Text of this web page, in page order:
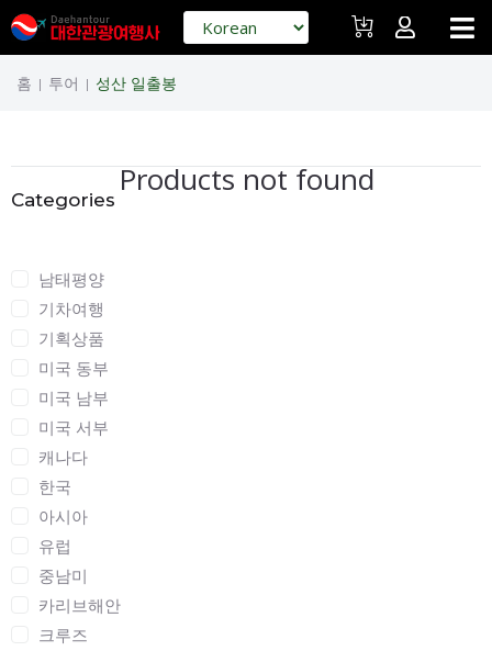
홈 | 투어 | 성산 일출봉
Categories
남태평양
기차여행
기획상품
미국 동부
미국 남부
미국 서부
캐나다
한국
아시아
유럽
중남미
카리브해안
크루즈
Products not found